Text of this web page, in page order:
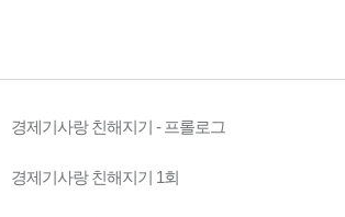
경제기사랑 친해지기 - 프롤로그
경제기사랑 친해지기 1회